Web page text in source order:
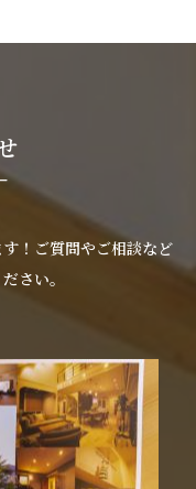
！ご質問やご相談など
さい。